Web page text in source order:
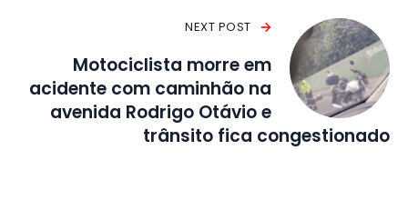
NEXT POST
Motociclista morre em
acidente com caminhão na
avenida Rodrigo Otávio e
trânsito fica congestionado